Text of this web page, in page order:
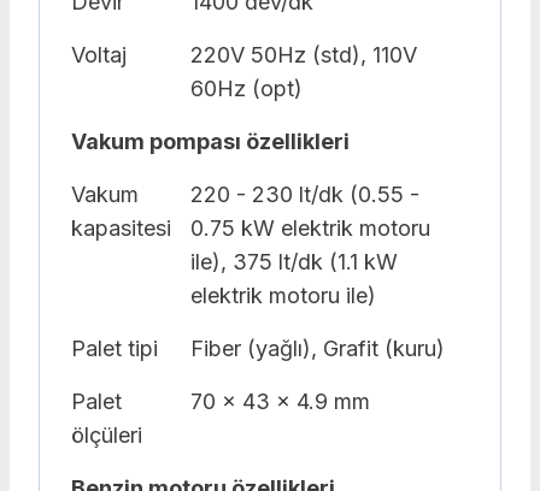
Voltaj
220V 50Hz (std), 110V
60Hz (opt)
Vakum pompası özellikleri
Vakum
kapasitesi
220 - 230 lt/dk (0.55 -
0.75 kW elektrik motoru
ile), 375 lt/dk (1.1 kW
elektrik motoru ile)
Palet tipi Fiber (yağlı), Grafit (kuru)
Palet
ölçüleri
70 x 43 x 4.9 mm